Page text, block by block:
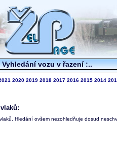
Vyhledání vozu v řazení :..
2020 2019 2018 2017 2016 2015 2014
Hledání ovšem nezohledňuje dosud